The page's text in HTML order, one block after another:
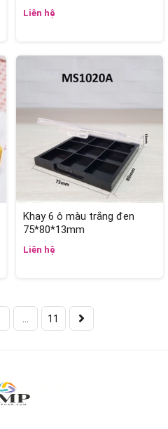
Liên hệ
Khay 6 ô màu trắng đen
75*80*13mm
Liên hệ
11